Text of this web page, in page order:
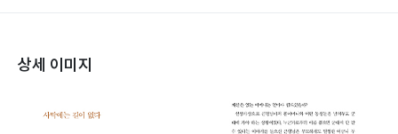
상세 이미지